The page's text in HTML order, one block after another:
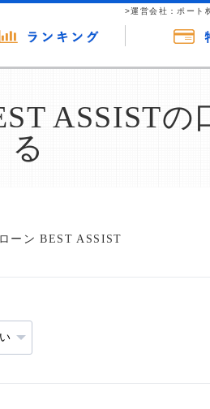
>運営会社：ポート
ASSIST
る
ーン BEST ASSIST